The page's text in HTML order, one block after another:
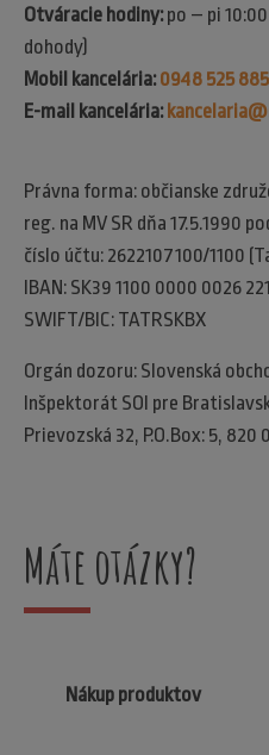
Otváracie hodiny:po – pi
dohody)
Mobil kancelária:0948 525 885
E-mail kancelária:
Právna forma: občianske
reg. na MV SR dňa 17.5.1990
číslo účtu: 2622107100/1100
IBAN: SK39 1100 0000 0026
SWIFT/BIC: TATRSKBX
Orgán dozoru: Slovenská
Inšpektorát SOI pre
Prievozská 32, P.O.Box: 5, 820
Máte otázky?
Nákup produktov